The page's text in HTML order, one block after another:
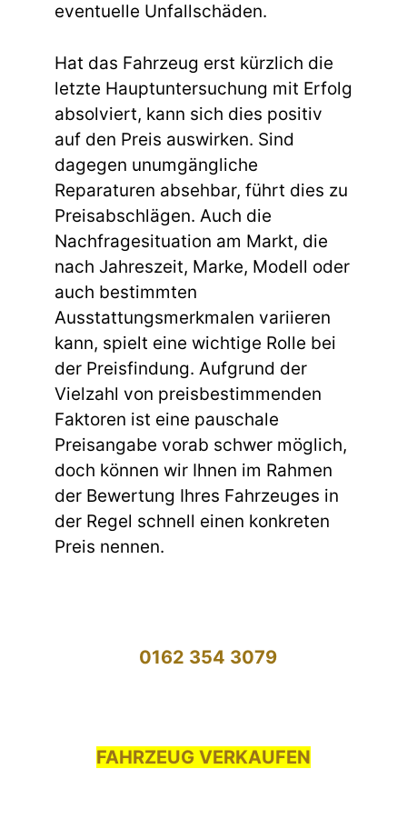
eventuelle Unfallschäden.
Hat das Fahrzeug erst kürzlich die
letzte Hauptuntersuchung mit Erfolg
absolviert, kann sich dies positiv
auf den Preis auswirken. Sind
dagegen unumgängliche
Reparaturen absehbar, führt dies zu
Preisabschlägen. Auch die
Nachfragesituation am Markt, die
nach Jahreszeit, Marke, Modell oder
auch bestimmten
Ausstattungsmerkmalen variieren
kann, spielt eine wichtige Rolle bei
der Preisfindung. Aufgrund der
Vielzahl von preisbestimmenden
Faktoren ist eine pauschale
Preisangabe vorab schwer möglich,
doch können wir Ihnen im Rahmen
der Bewertung Ihres Fahrzeuges in
der Regel schnell einen konkreten
Preis nennen.
0162 354 3079
FAHRZEUG VERKAUFEN